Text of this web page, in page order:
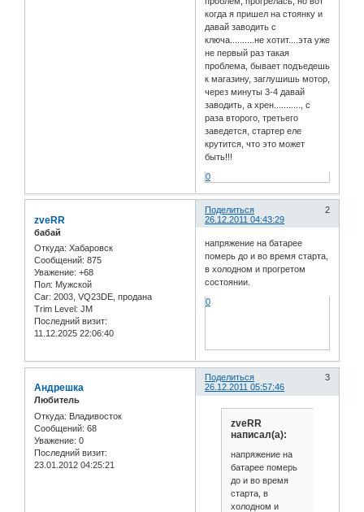
когда я пришел на стоянку и
давай заводить с
ключа..........не хотит....эта уже
не первый раз такая
проблема, бывает подъедешь
к магазину, заглушишь мотор,
через минуты 3-4 давай
заводить, а хрен..........., с
раза второго, третьего
заведется, стартер еле
крутится, что это может
быть!!!
0
Поделиться
2
26.12.2011 04:43:29
zveRR
бабай
Откуда: Хабаровск
Сообщений: 875
Уважение: +68
Пол: Мужской
Car: 2003, VQ23DE, продана
Trim Level: JM
Последний визит:
11.12.2025 22:06:40
напряжение на батарее
померь до и во время старта,
в холодном и прогретом
состоянии.
0
Поделиться
3
26.12.2011 05:57:46
Андрешка
Любитель
Откуда: Владивосток
Сообщений: 68
Уважение: 0
Последний визит:
23.01.2012 04:25:21
zveRR
написал(а):
напряжение на
батарее померь
до и во время
старта, в
холодном и